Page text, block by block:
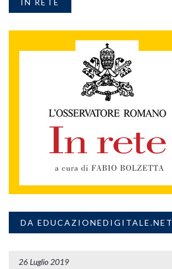
DA EDUCAZIONEDIGITALE.NET
26 Luglio 2019